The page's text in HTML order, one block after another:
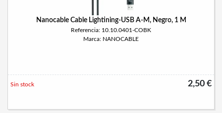
Nanocable Cable Lightining-USB A-M, Negro, 1 M
Referencia: 10.10.0401-COBK
Marca: NANOCABLE
2,50 €
Sin stock